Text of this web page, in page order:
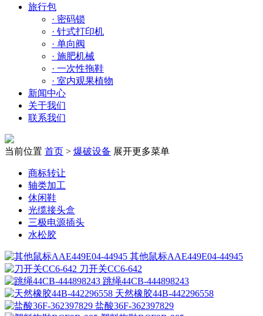
旅行包
· 密码锁
· 针式打印机
· 单向阀
· 施肥机械
· 一次性拖鞋
· 室内观果植物
新闻中心
关于我们
联系我们
当前位置 首页 > 爆破设备 展开更多菜单
商标转让
轴类加工
休闲鞋
光缆接头盒
三极电源插头
水松胶
其他鼠标AAE449E04-44945
刀开关CC6-642
跳绳44CB-444898243
天然橡胶44B-442296558
盐酸36F-362397829